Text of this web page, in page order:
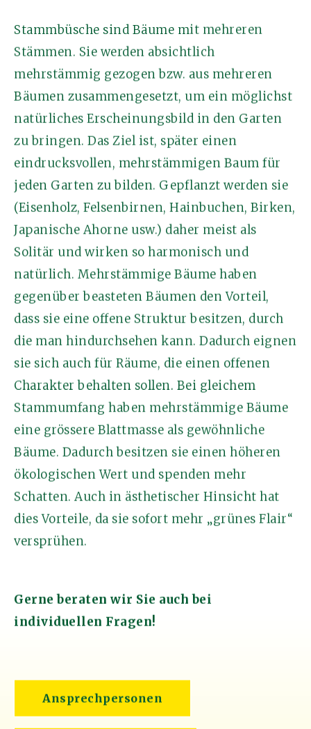
Stammbüsche sind Bäume mit mehreren
Stämmen. Sie werden absichtlich
mehrstämmig gezogen bzw. aus mehreren
Bäumen zusammengesetzt, um ein möglichst
natürliches Erscheinungsbild in den Garten
zu bringen. Das Ziel ist, später einen
eindrucksvollen, mehrstämmigen Baum für
jeden Garten zu bilden. Gepflanzt werden sie
(Eisenholz, Felsenbirnen, Hainbuchen, Birken,
Japanische Ahorne usw.) daher meist als
Solitär und wirken so harmonisch und
natürlich. Mehrstämmige Bäume haben
gegenüber beasteten Bäumen den Vorteil,
dass sie eine offene Struktur besitzen, durch
die man hindurchsehen kann. Dadurch eignen
sie sich auch für Räume, die einen offenen
Charakter behalten sollen. Bei gleichem
Stammumfang haben mehrstämmige Bäume
eine grössere Blattmasse als gewöhnliche
Bäume. Dadurch besitzen sie einen höheren
ökologischen Wert und spenden mehr
Schatten. Auch in ästhetischer Hinsicht hat
dies Vorteile, da sie sofort mehr „grünes Flair“
versprühen.
Gerne beraten wir Sie auch bei
individuellen Fragen!
Ansprechpersonen